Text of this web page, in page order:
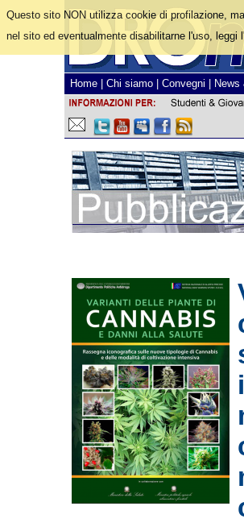
Home Chi siamo Convegni News
Questo sito NON utilizza cookie di profilazione,
nel sito ed eventualmente disabilitarne l'uso,